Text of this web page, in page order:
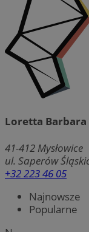
Loretta Barbara
41-412 Mysłowice
ul. Saperów
+32 223 46 05
Najnowsze
Popularne